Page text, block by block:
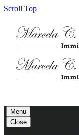
Scroll Top
Menu
Close